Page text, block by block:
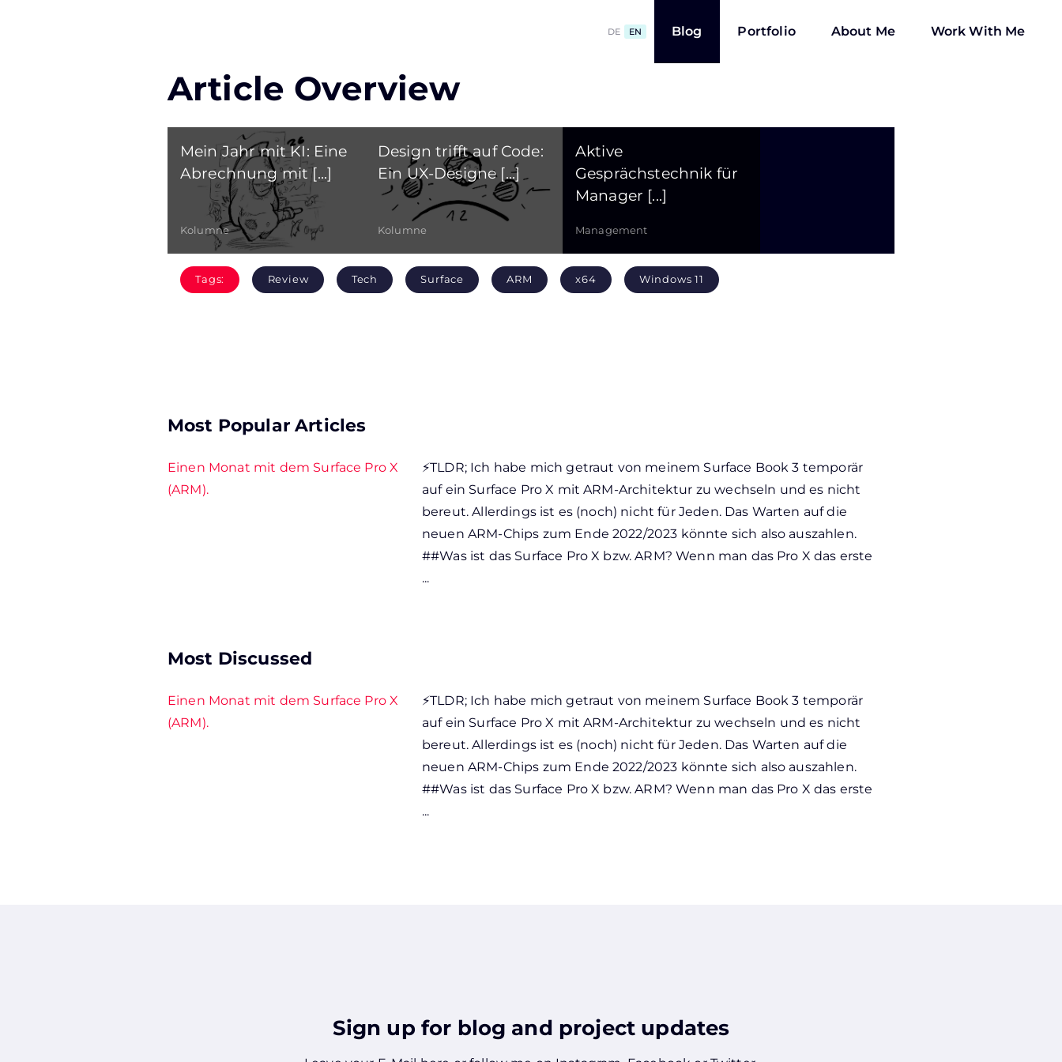
Work With Me
About Me
Portfolio
Blog
DE EN
Article Overview
Mein Jahr mit KI: Eine
Abrechnung mit [...]
Kolumne
Design trifft auf Code:
Ein UX-Designe [...]
Kolumne
Aktive
Gesprächstechnik für
Manager [...]
Management
Tags: Review Tech Surface ARM x64 Windows 11
Most Popular Articles
Einen Monat mit dem Surface Pro X
(ARM).
⚡TLDR; Ich habe mich getraut von meinem Surface Book 3 temporär
auf ein Surface Pro X mit ARM-Architektur zu wechseln und es nicht
bereut. Allerdings ist es (noch) nicht für Jeden. Das Warten auf die
neuen ARM-Chips zum Ende 2022/2023 könnte sich also auszahlen.
##Was ist das Surface Pro X bzw. ARM? Wenn man das Pro X das erste
...
Most Discussed
Einen Monat mit dem Surface Pro X
(ARM).
⚡TLDR; Ich habe mich getraut von meinem Surface Book 3 temporär
auf ein Surface Pro X mit ARM-Architektur zu wechseln und es nicht
bereut. Allerdings ist es (noch) nicht für Jeden. Das Warten auf die
neuen ARM-Chips zum Ende 2022/2023 könnte sich also auszahlen.
##Was ist das Surface Pro X bzw. ARM? Wenn man das Pro X das erste
...
Sign up for blog and project updates